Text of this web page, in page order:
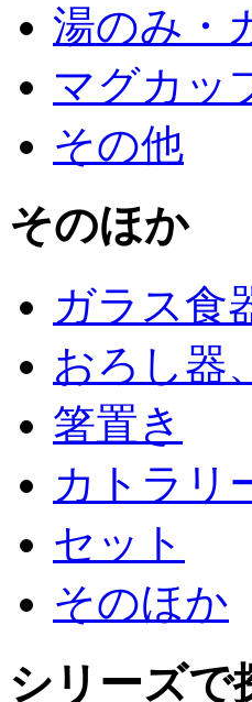
湯のみ・
マグカッ
その他
そのほか
ガラス食
おろし器
箸置き
カトラリ
セット
そのほか
シリーズで